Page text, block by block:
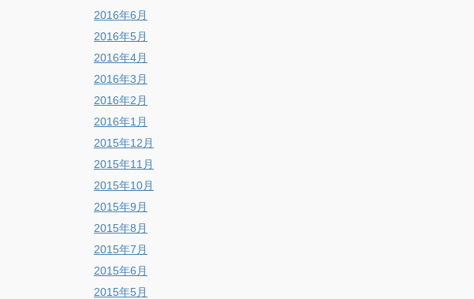
2016年6月
2016年5月
2016年4月
2016年3月
2016年2月
2016年1月
2015年12月
2015年11月
2015年10月
2015年9月
2015年8月
2015年7月
2015年6月
2015年5月